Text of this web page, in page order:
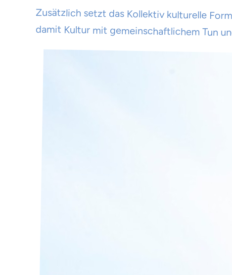
Zusätzlich setzt das Kollektiv kulturelle
damit Kultur mit gemeinschaftlichem Tun